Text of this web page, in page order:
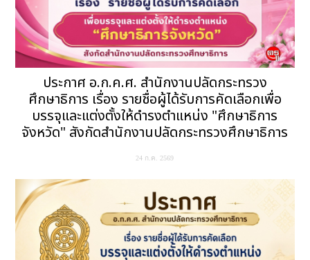
ประกาศ อ.ก.ค.ศ. สำนักงานปลัดกระทรวง
ศึกษาธิการ เรื่อง รายชื่อผู้ได้รับการคัดเลือกเพื่อ
บรรจุและแต่งตั้งให้ดำรงตำแหน่ง "ศึกษาธิการ
จังหวัด" สังกัดสำนักงานปลัดกระทรวงศึกษาธิการ
24 ก.ค. 2569